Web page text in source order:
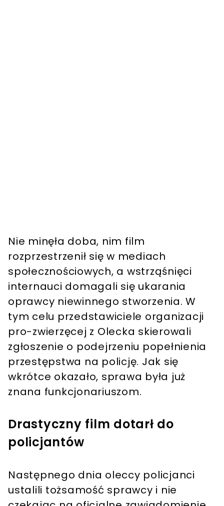
Nie minęła doba, nim film
rozprzestrzenił się w mediach
społecznościowych, a wstrząśnięci
internauci domagali się ukarania
oprawcy niewinnego stworzenia. W
tym celu przedstawiciele organizacji
pro-zwierzęcej z Olecka skierowali
zgłoszenie o podejrzeniu popełnienia
przestępstwa na policję. Jak się
wkrótce okazało, sprawa była już
znana funkcjonariuszom.
Drastyczny film dotarł do
policjantów
Następnego dnia oleccy policjanci
ustalili tożsamość sprawcy i nie